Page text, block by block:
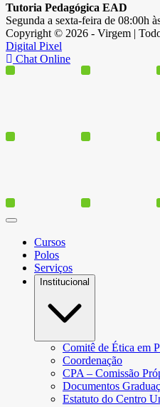
Tutoria Pedagógica EAD
Segunda a sexta-feira de 08:00h
Copyright © 2026 - Virgem |
Digital Pixel
Chat Online
Cursos
Polos
Serviços
Institucional
Comitê de Ética em
Coordenação
CPA – Comissão
Documentos
Estatuto do Centro